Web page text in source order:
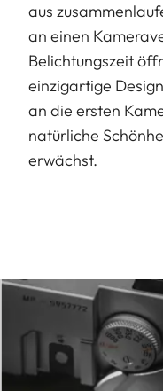
aus
an einen
Belichtungszeit
einzigartige
an die ersten
natürliche
erwächst.